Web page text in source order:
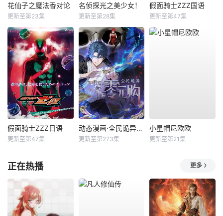
花仙子之魔法香对论
更新至第23集
名侦探光之美少女！
更新至第28集
假面骑士ZZZ国语
更新至第47集
假面骑士ZZZ日语
更新至第47集
动态漫画·全民诡异：开局掌握零元购
更新至第273集
小星帽尼欧欧
更新至第21集
正在热播 更多